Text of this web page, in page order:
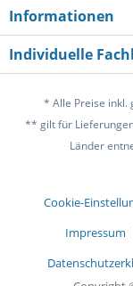
Informationen
Individuelle
* Alle Preise inkl.
** gilt für
Länder
Cookie-
Impressum